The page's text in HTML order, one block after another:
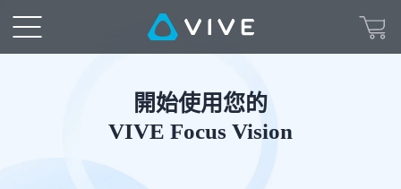
開
始
開始使用您的
VIVE Focus Vision